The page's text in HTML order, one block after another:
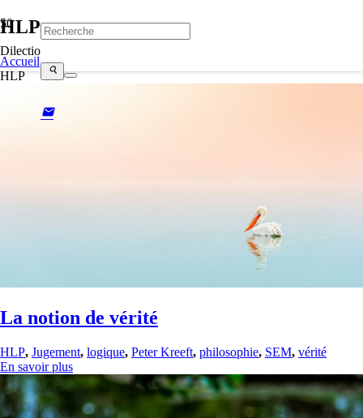
Dilectio
search
mail
HLP
Accueil
HLP
La notion de vérité
HLP, Jugement, logique, Peter Kreeft, philosophie, SEM, vérité
En savoir plus